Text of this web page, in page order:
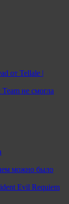
от Tellale |
не смогла
можно было
Evil Requiem